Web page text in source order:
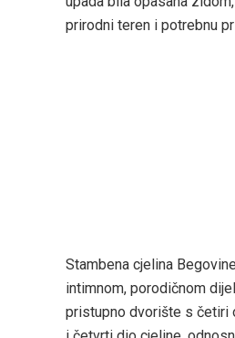
prirodni teren i potrebnu
Stambena cjelina
intimnom, porodičnom
pristupno dvorište s četiri